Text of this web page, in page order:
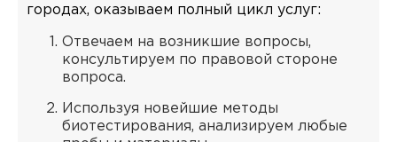
городах, оказываем полный цикл услуг:
Отвечаем на возникшие вопросы,
консультируем по правовой стороне
вопроса.
Используя новейшие методы
биотестирования, анализируем любые